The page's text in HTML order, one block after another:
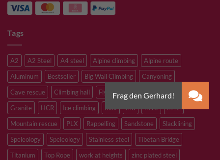
Tags
A2 A2 Steel A4 steel Alpine climbing
Alpine route
Aluminum
Bestseller Big Wall Climbing
Canyoning
Cave rescue
Climbing hall Flying Fox
Glacier travelling
Granite
HCR Ice climbing Inox M8 M10
M12
Mountain rescue
PLX Rappelling Sandstone
Slacklining
Speleology
Speleology Stainless steel
Tibetan Bridge
Titanium
Top Rope work at heights zinc plated steel